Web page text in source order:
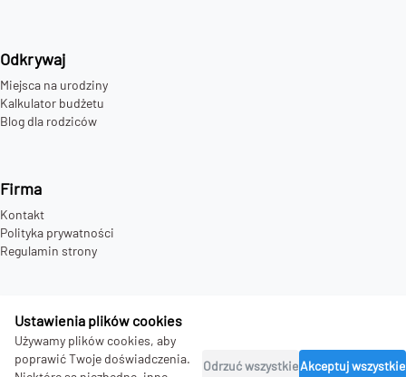
Ustawienia plików cookies
Używamy plików cookies, aby
poprawić Twoje doświadczenia.
Odrzuć wszystkieAkceptuj wszystkie
Odkrywaj
Miejsca na urodziny
Kalkulator budżetu
Blog dla rodziców
Firma
Kontakt
Polityka prywatności
Regulamin strony
2026bday.love - all rights reserved.